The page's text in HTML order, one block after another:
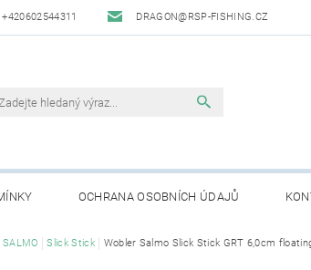
+420602544311 DRAGON@RSP-FISHING.CZ
OCHRANA OSOBNÍCH ÚDAJŮ
Slick Stick Wobler Salmo Slick Stick GRT 6,0cm